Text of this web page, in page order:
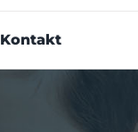
Kontakt